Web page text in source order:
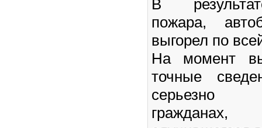
В
пожара,
выгорел по
На момент
точные
серьезно